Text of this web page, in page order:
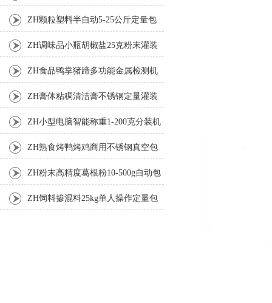
ZH颗粒塑料半自动5-25公斤定量包
装机 ZH调味品小瓶胡椒盐25克粉末灌装
ZH食品鸭掌猪蹄多功能金属检测机
ZH膏体粘稠清洁膏不锈钢定量灌装
机厂家 ZH小型电脑智能称重1-200克分装机
ZH熟食烤鸭烤鸡商用不锈钢真空包
装机 ZH粉末高精度葛根粉10-500g自动包
装机 ZH饲料掺混料25kg单人操作定量包